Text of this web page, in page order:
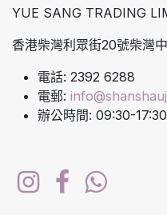
YUE SANG TRADING
香港柴灣利眾街20號柴灣
電話: 2392 6288
電郵:
辦公時間: 09:30-